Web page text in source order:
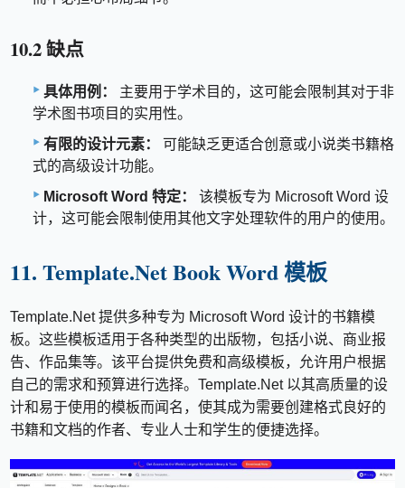
10.2 缺点
具体用例：
主要用于学术目的，这可能会限制其对于非
学术图书项目的实用性。
有限的设计元素：
可能缺乏更适合创意或小说类书籍格
式的高级设计功能。
Microsoft Word 特定：
该模板专为 Microsoft Word 设
计，这可能会限制使用其他文字处理软件的用户的使用。
11. Template.Net Book Word 模板
Template.Net 提供多种专为 Microsoft Word 设计的书籍模
板。这些模板适用于各种类型的出版物，包括小说、商业报
告、作品集等。该平台提供免费和高级模板，允许用户根据
自己的需求和预算进行选择。Template.Net 以其高质量的设
计和易于使用的模板而闻名，使其成为需要创建格式良好的
书籍和文档的作者、专业人士和学生的便捷选择。